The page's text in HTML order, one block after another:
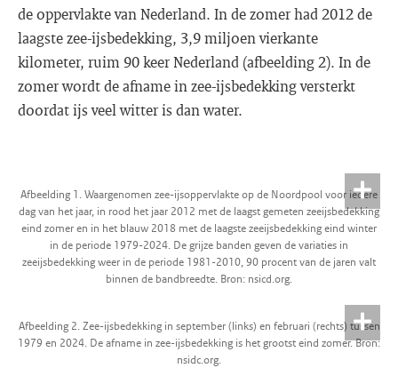
de oppervlakte van Nederland. In de zomer had 2012 de
laagste zee-ijsbedekking, 3,9 miljoen vierkante
kilometer, ruim 90 keer Nederland (afbeelding 2). In de
zomer wordt de afname in zee-ijsbedekking versterkt
doordat ijs veel witter is dan water.
Afbeelding 1. Waargenomen zee-ijsoppervlakte op de Noordpool voor iedere
dag van het jaar, in rood het jaar 2012 met de laagst gemeten zeeijsbedekking
eind zomer en in het blauw 2018 met de laagste zeeijsbedekking eind winter
in de periode 1979-2024. De grijze banden geven de variaties in
zeeijsbedekking weer in de periode 1981-2010, 90 procent van de jaren valt
binnen de bandbreedte. Bron: nsicd.org.
Afbeelding 2. Zee-ijsbedekking in september (links) en februari (rechts) tussen
1979 en 2024. De afname in zee-ijsbedekking is het grootst eind zomer. Bron:
nsidc.org.